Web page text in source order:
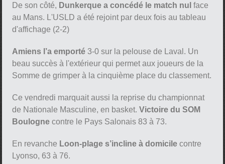
De son côté, Dunkerque a concédé le match nul face
au Mans. L'USLD a été rejoint par deux fois au tableau
d'affichage (2-2)
Amiens l’a emporté 3-0 sur la pelouse de Laval. Un
beau succès à l'extérieur qui permet aux joueurs de la
Somme de grimper à la cinquième place du classement.
Ce vendredi marquait aussi la reprise du championnat
de Nationale Masculine, en basket.Victoire du SOM
Boulogne contre le Pays Salonais 83 à 73.
En revanche Loon-plage s’incline à domicile contre
Lyonso, 63 à 76.